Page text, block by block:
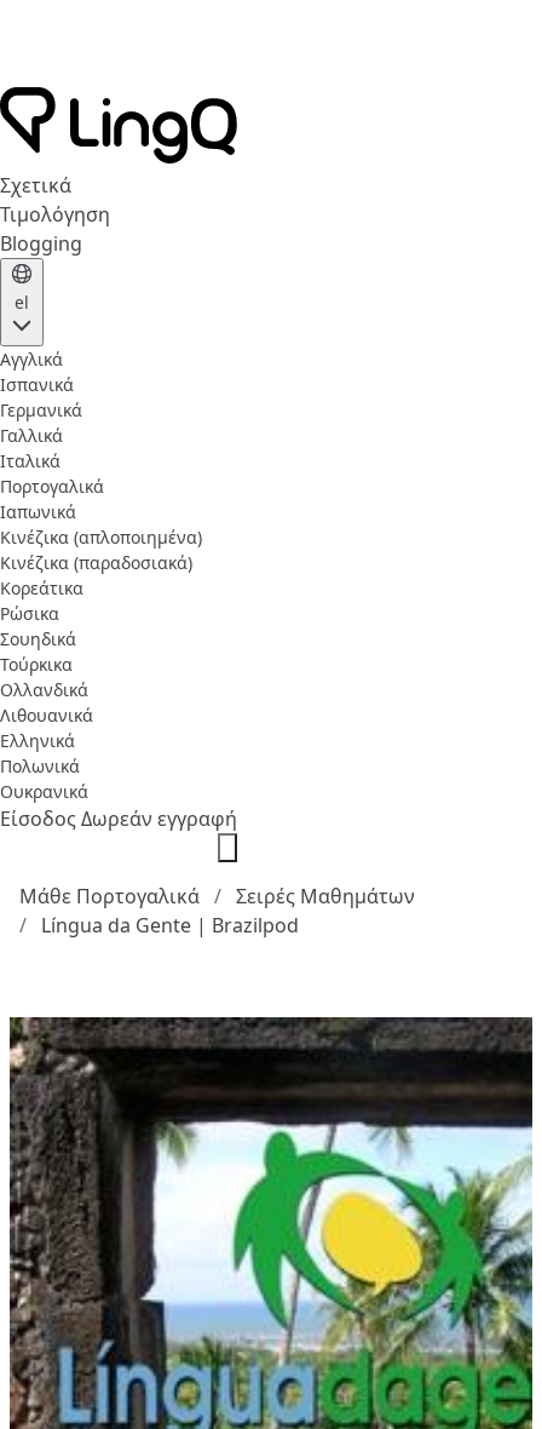
Σχετικά
Τιμολόγηση
Blogging
el
Αγγλικά
Ισπανικά
Γερμανικά
Γαλλικά
Ιταλικά
Πορτογαλικά
Ιαπωνικά
Κινέζικα (απλοποιημένα)
Κινέζικα (παραδοσιακά)
Κορεάτικα
Ρώσικα
Σουηδικά
Τούρκικα
Ολλανδικά
Λιθουανικά
Ελληνικά
Πολωνικά
Ουκρανικά
ΕίσοδοςΔωρεάν εγγραφή
Μάθε Πορτογαλικά
Σειρές Μαθημάτων
Língua da Gente | Brazilpod